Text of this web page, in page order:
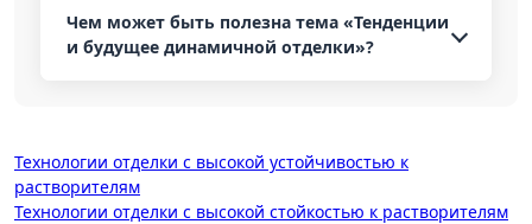
Чем может быть полезна тема «Тенденции
и будущее динамичной отделки»?
Навигация
по
Технологии отделки с высокой устойчивостью к
растворителям
Технологии отделки с высокой стойкостью к растворителям